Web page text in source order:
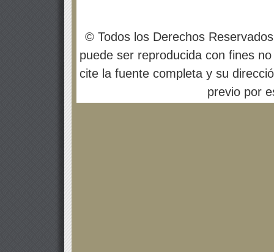
© Todos los Derechos
puede ser reproducida con fines
cite la fuente completa y su
previo por